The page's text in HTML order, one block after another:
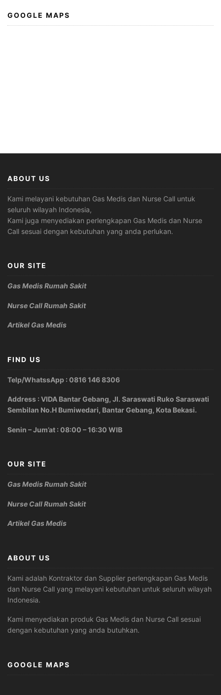
GOOGLE MAPS
ABOUT US
Kami melayani kebutuhan Gas Medis dan Nurse Call untuk
seluruh wilayah Indonesia,
Kami juga menyediakan perlengkapan Gas Medis dan Nurse
Call sesuai dengan kebutuhan yang anda perlukan.
OUR SITE
Gas Medis Rumah Sakit
Nurse Call Rumah Sakit
Artikel Gas Medis
FIND US
Telp/WhatssApp : 0816 146 8306
Address : VIDA Bantar Gebang, Jl. Saraswati Ruko Saraswati
Sembilan No.H Bumiwedari, Bantar Gebang, Kota Bekasi.
Senin – Jum’at : 08:00 – 16:30 WIB
OUR SITE
Gas Medis Rumah Sakit
Nurse Call Rumah Sakit
Artikel Gas Medis
ABOUT US
Kami adalah Kontraktor dan Supplier perlengkapan Gas Medis
dan Nurse Call yang melayani kebutuhan untuk seluruh wilayah
Indonesia.
Kami menyediakan produk Gas Medis dan Nurse Call sesuai
dengan kebutuhan yang anda butuhkan.
GOOGLE MAPS